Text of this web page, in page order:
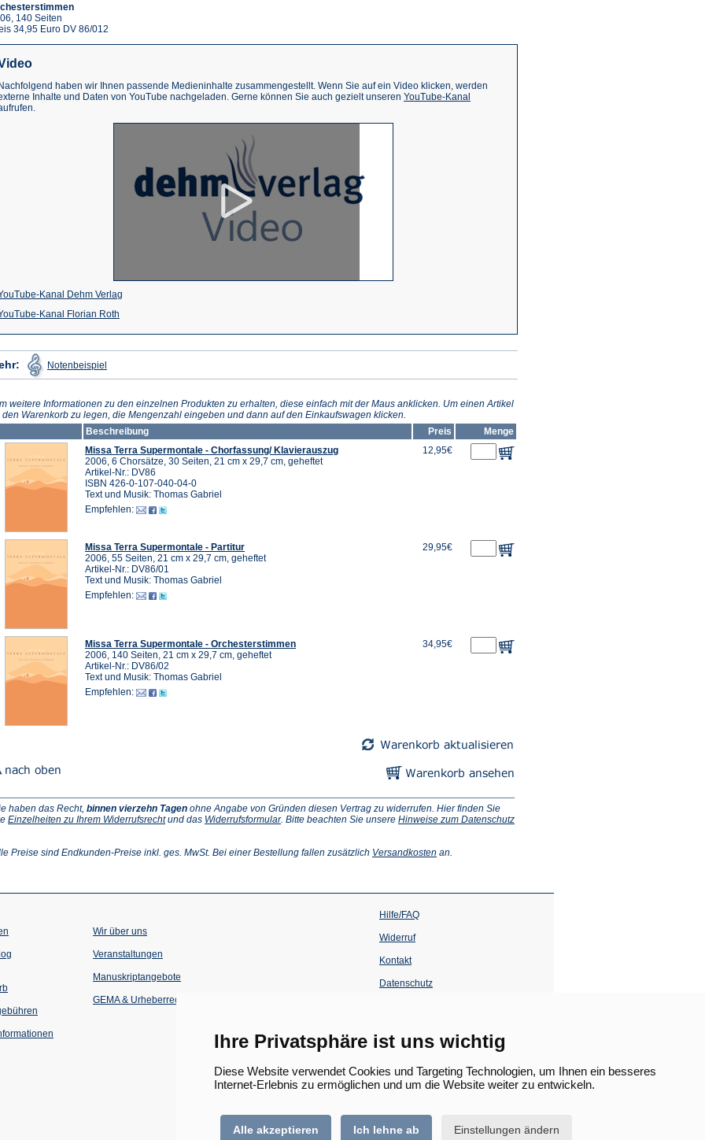
Ihre Privatsphäre ist uns wichtig
Diese Website verwendet Cookies und Targeting Technologien, um Ihnen ein besseres
Internet-Erlebnis zu ermöglichen und um die Website weiter zu entwickeln.
Alle akzeptieren Ich lehne ab Einstellungen ändern
140 Seiten
34,95 Euro DV 86/012
Nachfolgend haben wir Ihnen passende Medieninhalte zusammengestellt. Wenn Sie auf ein Video klicken, werden
Inhalte und Daten von YouTube nachgeladen. Gerne können Sie auch gezielt unseren YouTube-Kanal
Kanal Dehm Verlag
einem
neuen
Kanal Florian Roth
in
einem
Notenbeispiel in
einem
Tab)
weitere Informationen zu den einzelnen Produkten zu erhalten, diese einfach mit der Maus anklicken. Um einen Artikel
den Warenkorb zu legen, die Mengenzahl eingeben und dann auf den Einkaufswagen klicken.
Beschreibung
Preis
Menge
Missa Terra Supermontale - Chorfassung/ Klavierauszug
2006, 6 Chorsätze, 30 Seiten, 21 cm x 29,7 cm, geheftet
Artikel-Nr.: DV86
ISBN 426-0-107-040-04-0
Text und Musik: Thomas Gabriel
Empfehlen:
12,95€
Missa Terra Supermontale - Partitur
2006, 55 Seiten, 21 cm x 29,7 cm, geheftet
Artikel-Nr.: DV86/01
Text und Musik: Thomas Gabriel
Empfehlen:
29,95€
Missa Terra Supermontale - Orchesterstimmen
2006, 140 Seiten, 21 cm x 29,7 cm, geheftet
Artikel-Nr.: DV86/02
Text und Musik: Thomas Gabriel
Empfehlen:
34,95€
haben das Recht, binnen vierzehn Tagen ohne Angabe von Gründen diesen Vertrag zu widerrufen. Hier finden Sie
Einzelheiten zu Ihrem Widerrufsrecht(Öffnet
neuen
und das Widerrufsformular(Öffnet
neuen
. Bitte beachten Sie unsere Hinweise zum Datenschutz
Preise sind Endkunden-Preise inkl. ges. MwSt. Bei einer Bestellung fallen zusätzlich Versandkosten (Öffnet
Tab)
an.
Wir über uns
Veranstaltungen
einem
Tab)
Manuskriptangebote
GEMA & Urheberrecht
Hilfe/FAQ
Widerruf
Kontakt
Datenschutz
einem
neuen